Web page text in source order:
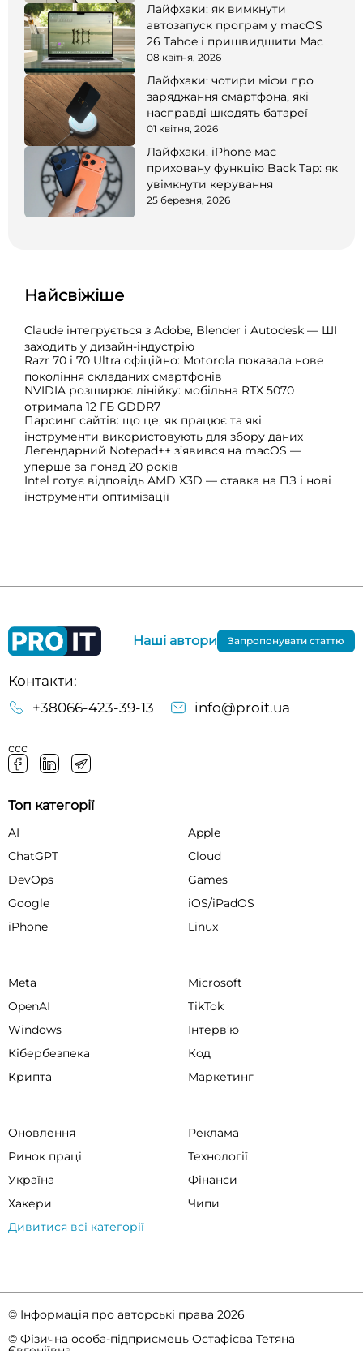
Лайфхаки: як вимкнути
автозапуск програм у macOS
26 Tahoe і пришвидшити Mac
08 квітня, 2026
Лайфхаки: чотири міфи про
заряджання смартфона, які
насправді шкодять батареї
01 квітня, 2026
Лайфхаки. iPhone має
приховану функцію Back Tap: як
увімкнути керування
25 березня, 2026
Найсвіжіше
Claude інтегрується з Adobe, Blender і Autodesk — ШІ
заходить у дизайн-індустрію
Razr 70 і 70 Ultra офіційно: Motorola показала нове
покоління складаних смартфонів
NVIDIA розширює лінійку: мобільна RTX 5070
отримала 12 ГБ GDDR7
Парсинг сайтів: що це, як працює та які
інструменти використовують для збору даних
Легендарний Notepad++ з’явився на macOS —
уперше за понад 20 років
Intel готує відповідь AMD X3D — ставка на ПЗ і нові
інструменти оптимізації
Контакти:
+38066-423-39-13
info@proit.ua
ссс
Наші автори Запропонувати статтю
Топ категорії
AI
Apple
ChatGPT
Cloud
DevOps
Games
Google
iOS/iPadOS
iPhone
Linux
Meta
Microsoft
OpenAI
TikTok
Windows
Інтервʼю
Кібербезпека
Код
Крипта
Маркетинг
Оновлення
Реклама
Ринок праці
Технології
Україна
Фінанси
Хакери
Чипи
Дивитися всі категорії
© Інформація про авторські права 2026
© Фізична особа-підприємець Остафієва Тетяна